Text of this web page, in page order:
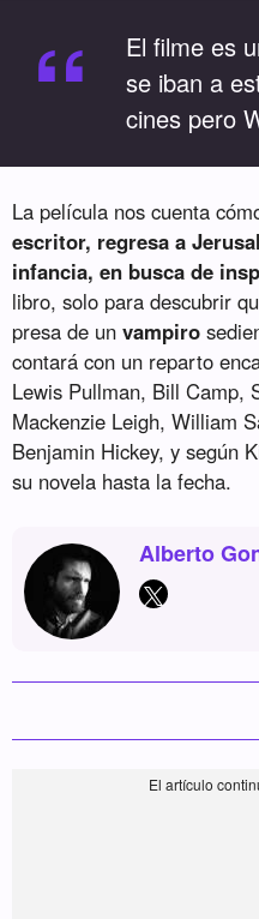
“
El filme es
se iban a
cines pero
La película nos cuenta
escritor, regresa a
infancia, en busca de
libro, solo para descubrir
presa de unvampiro
contará con un reparto
Lewis Pullman, Bill Camp,
Mackenzie Leigh, William
Benjamin Hickey, y según
su novela hasta la fecha.
Alberto